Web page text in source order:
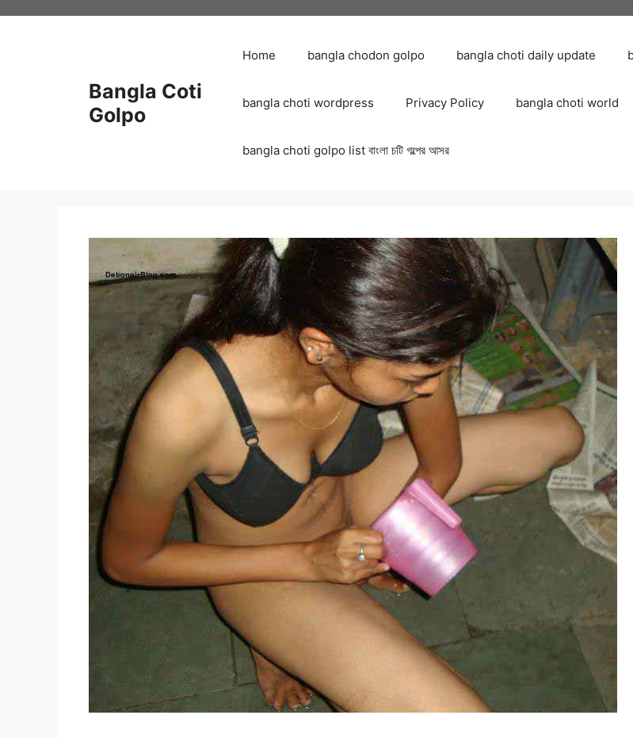
Bangla Coti
Golpo
Home bangla chodon golpo bangla choti daily update
bangla choti wordpress Privacy Policy bangla choti world
bangla choti golpo list বাংলা চটি গল্পের আসর